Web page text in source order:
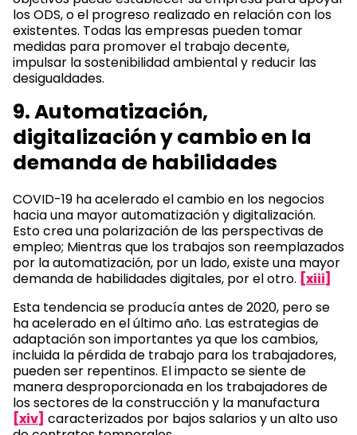
los ODS, o el progreso realizado en relación con los
existentes. Todas las empresas pueden tomar
medidas para promover el trabajo decente,
impulsar la sostenibilidad ambiental y reducir las
desigualdades.
9. Automatización,
digitalización y cambio en la
demanda de habilidades
COVID-19 ha acelerado el cambio en los negocios
hacia una mayor automatización y digitalización.
Esto crea una polarización de las perspectivas de
empleo; Mientras que los trabajos son reemplazados
por la automatización, por un lado, existe una mayor
demanda de habilidades digitales, por el otro. [xiii]
Esta tendencia se producía antes de 2020, pero se
ha acelerado en el último año. Las estrategias de
adaptación son importantes ya que los cambios,
incluida la pérdida de trabajo para los trabajadores,
pueden ser repentinos. El impacto se siente de
manera desproporcionada en los trabajadores de
los sectores de la construcción y la manufactura
[xiv] caracterizados por bajos salarios y un alto uso